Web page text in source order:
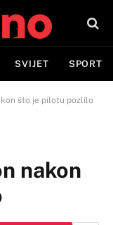
SVIJET SPORT
što je pilotu pozlilo
nakon